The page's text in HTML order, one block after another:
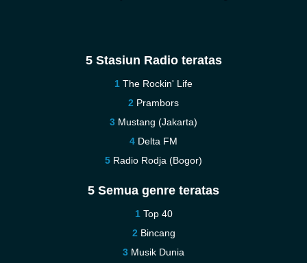
5 Stasiun Radio teratas
The Rockin' Life
Prambors
Mustang (Jakarta)
Delta FM
Radio Rodja (Bogor)
5 Semua genre teratas
Top 40
Bincang
Musik Dunia